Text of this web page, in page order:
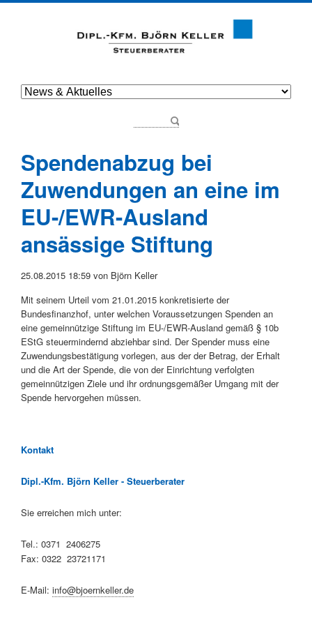
Spendenabzug bei
Zuwendungen an eine im
EU-/EWR-Ausland
ansässige Stiftung
25.08.2015 18:59von Björn Keller
Mit seinem Urteil vom 21.01.2015 konkretisierte der
Bundesfinanzhof, unter welchen Voraussetzungen Spenden an
eine gemeinnützige Stiftung im EU-/EWR-Ausland gemäß § 10b
EStG steuermindernd abziehbar sind. Der Spender muss eine
Zuwendungsbestätigung vorlegen, aus der der Betrag, der Erhalt
und die Art der Spende, die von der Einrichtung verfolgten
gemeinnützigen Ziele und ihr ordnungsgemäßer Umgang mit der
Spende hervorgehen müssen.
Kontakt
Dipl.-Kfm. Björn Keller - Steuerberater
Sie erreichen mich unter:
Tel.: 0371 2406275
Fax: 0322 23721171
E-Mail: info@bjoernkeller.de